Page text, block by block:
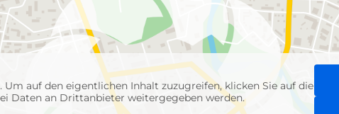
. Um auf den eigentlichen Inhalt zuzugreifen, klicken Sie auf die
Daten an Drittanbieter weitergegeben werden.